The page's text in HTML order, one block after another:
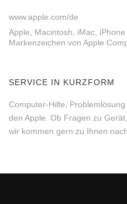
www.apple.com/de
Apple, Macintosh, iMac,
Markenzeichen von Apple
SERVICE IN KURZFORM
Computer-Hilfe,
den Apple. Ob Fragen zu
wir kommen gern zu Ihnen